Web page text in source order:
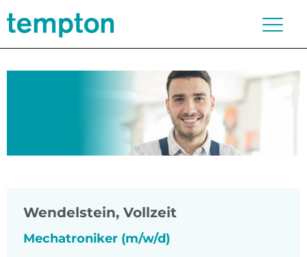
Wendelstein, Vollzeit
Mechatroniker (m/w/d)